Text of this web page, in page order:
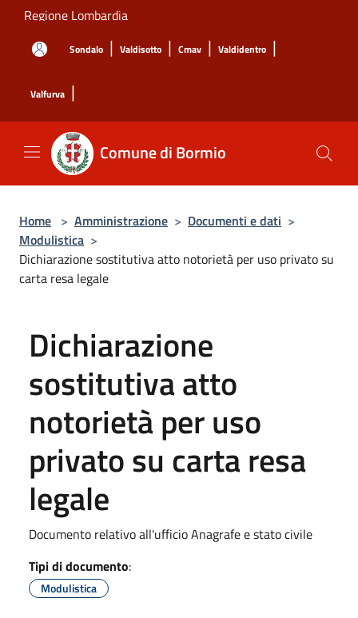
Salta al contenuto principale
Regione Lombardia
Sondalo | Valdisotto | Cmav | Valdidentro |
Valfurva |
Comune di Bormio
Home > Amministrazione > Documenti e dati >
Modulistica >
Dichiarazione sostitutiva atto notorietà per uso privato su
carta resa legale
Dichiarazione
sostitutiva atto
notorietà per uso
privato su carta resa
legale
Documento relativo all'ufficio Anagrafe e stato civile
Tipi di documento:
Modulistica